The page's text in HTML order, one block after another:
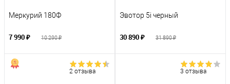
Меркурий 180Ф
7 990 ₽ 10 290 ₽
Эвотор 5i черный
30 890 ₽ 31 890 ₽
2 отзыва 3 отзыва